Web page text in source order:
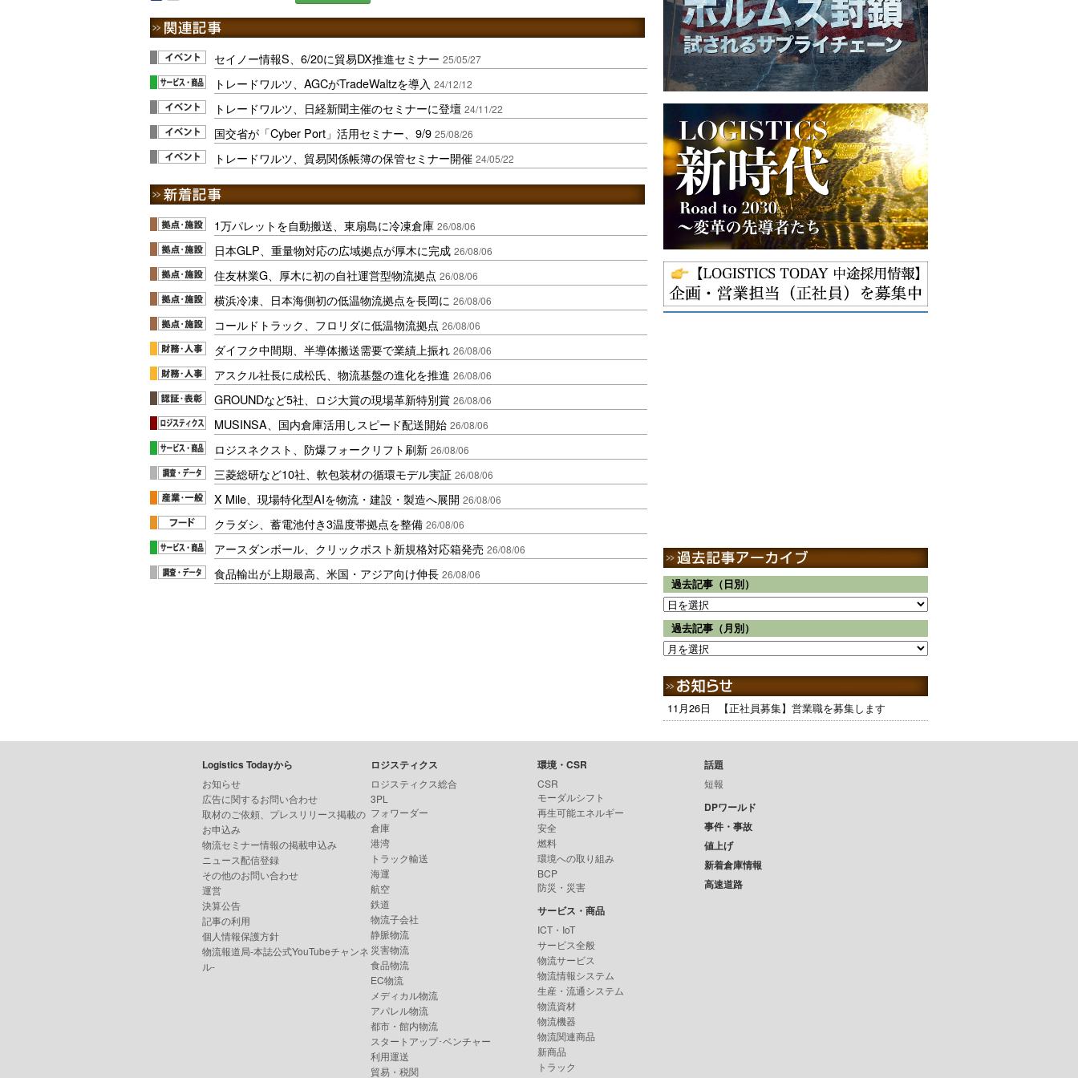
セイノー情報S、6/20に貿易DX推進セミナー 25/05/27
トレードワルツ、AGCがTradeWaltzを導入 24/12/12
トレードワルツ、日経新聞主催のセミナーに登壇 24/11/22
国交省が「Cyber Port」活用セミナー、9/9 25/08/26
トレードワルツ、貿易関係帳簿の保管セミナー開催 24/05/22
1万パレットを自動搬送、東扇島に冷凍倉庫 26/08/06
日本GLP、重量物対応の広域拠点が厚木に完成 26/08/06
住友林業G、厚木に初の自社運営型物流拠点 26/08/06
横浜冷凍、日本海側初の低温物流拠点を長岡に 26/08/06
コールドトラック、フロリダに低温物流拠点 26/08/06
ダイフク中間期、半導体搬送需要で業績上振れ 26/08/06
アスクル社長に成松氏、物流基盤の進化を推進 26/08/06
GROUNDなど5社、ロジ大賞の現場革新特別賞 26/08/06
MUSINSA、国内倉庫活用しスピード配送開始 26/08/06
ロジスネクスト、防爆フォークリフト刷新 26/08/06
三菱総研など10社、軟包装材の循環モデル実証 26/08/06
X Mile、現場特化型AIを物流・建設・製造へ展開 26/08/06
クラダシ、蓄電池付き3温度帯拠点を整備 26/08/06
アースダンボール、クリックポスト新規格対応箱発売 26/08/06
食品輸出が上期最高、米国・アジア向け伸長 26/08/06
過去記事（日別）
過去記事（月別）
11月26日 【正社員募集】営業職を募集します
Logistics Todayから
お知らせ
広告に関するお問い合わせ
取材のご依頼、プレスリリース掲載の
お申込み
物流セミナー情報の掲載申込み
ニュース配信登録
その他のお問い合わせ
運営
決算公告
記事の利用
個人情報保護方針
物流報道局-本誌公式YouTubeチャンネ
ル-
ロジスティクス
ロジスティクス総合
3PL
フォワーダー
倉庫
港湾
トラック輸送
海運
航空
鉄道
物流子会社
静脈物流
災害物流
食品物流
EC物流
メディカル物流
アパレル物流
都市・館内物流
スタートアップ･ベンチャー
利用運送
貿易・税関
環境・CSR
CSR
モーダルシフト
再生可能エネルギー
安全
燃料
環境への取り組み
BCP
防災・災害
サービス・商品
ICT・IoT
サービス全般
物流サービス
物流情報システム
生産・流通システム
物流資材
物流機器
物流関連商品
新商品
トラック
話題
短報
DPワールド
事件・事故
値上げ
新着倉庫情報
高速道路